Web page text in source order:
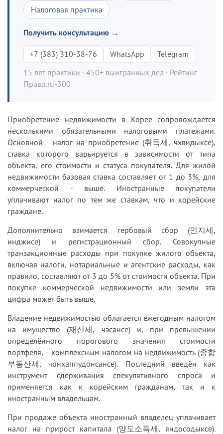
Налоговая практика
Получить консультацию →
+7 (383) 310-38-76 WhatsApp
Telegram
15 лет практики · 450+ выигранных дел · Рейтинг
Право.ru-300
Приобретение недвижимости в Корее сопровождается
несколькими обязательными налоговыми платежами.
Основной - налог на приобретение (취득세, чхвидыксе),
ставка которого варьируется в зависимости от типа
объекта, его стоимости и статуса покупателя. Для жилой
недвижимости базовая ставка составляет от 1 до 3%, для
коммерческой - выше. Иностранные покупатели
уплачивают налог по тем же ставкам, что и корейские
граждане.
Дополнительно взимается гербовый сбор (인지세,
инджисе) и регистрационный сбор. Совокупные
транзакционные расходы при покупке жилого объекта,
включая налоги, нотариальные и агентские расходы, как
правило, составляют от 3 до 5% от стоимости объекта. При
покупке коммерческой недвижимости или земли эта
цифра может быть выше.
Владение недвижимостью облагается ежегодным налогом
на имущество (재산세, чэсансе) и, при превышении
определённого порогового значения стоимости
портфеля, - комплексным налогом на недвижимость (종합
부동산세, чонхаппудонсансе). Последний введён как
инструмент сдерживания спекулятивного спроса и
применяется как к корейским гражданам, так и к
иностранным владельцам.
При продаже объекта иностранный владелец уплачивает
налог на прирост капитала (양도소득세, яндосодыксе).